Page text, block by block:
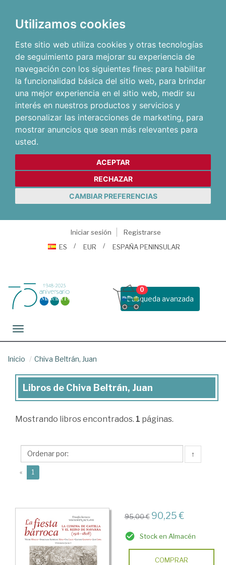
Utilizamos cookies
Este sitio web utiliza cookies y otras tecnologías
de seguimiento para mejorar su experiencia de
navegación con los siguientes fines: para habilitar
la funcionalidad básica del sitio web, para brindar
una mejor experiencia en el sitio web, medir su
interés en nuestros productos y servicios y
personalizar las interacciones de marketing, para
mostrar anuncios que sean más relevantes para
usted.
ACEPTAR
RECHAZAR
CAMBIAR PREFERENCIAS
Iniciar sesión
Registrarse
ES
EUR ESPAÑA PENINSULAR
Busqueda avanzada
0
Toggle navigation
Inicio Chiva Beltrán, Juan
Libros
Chiva
Juan
Libros de Chiva Beltrán, Juan
Mostrando libros encontrados. 1 páginas.
↑
« 1
95,00 € 90,25 €
Stock en Almacén
COMPRAR